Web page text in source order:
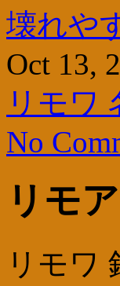
壊れや
Oct 13,
リモワ
No
リモ
リモワ